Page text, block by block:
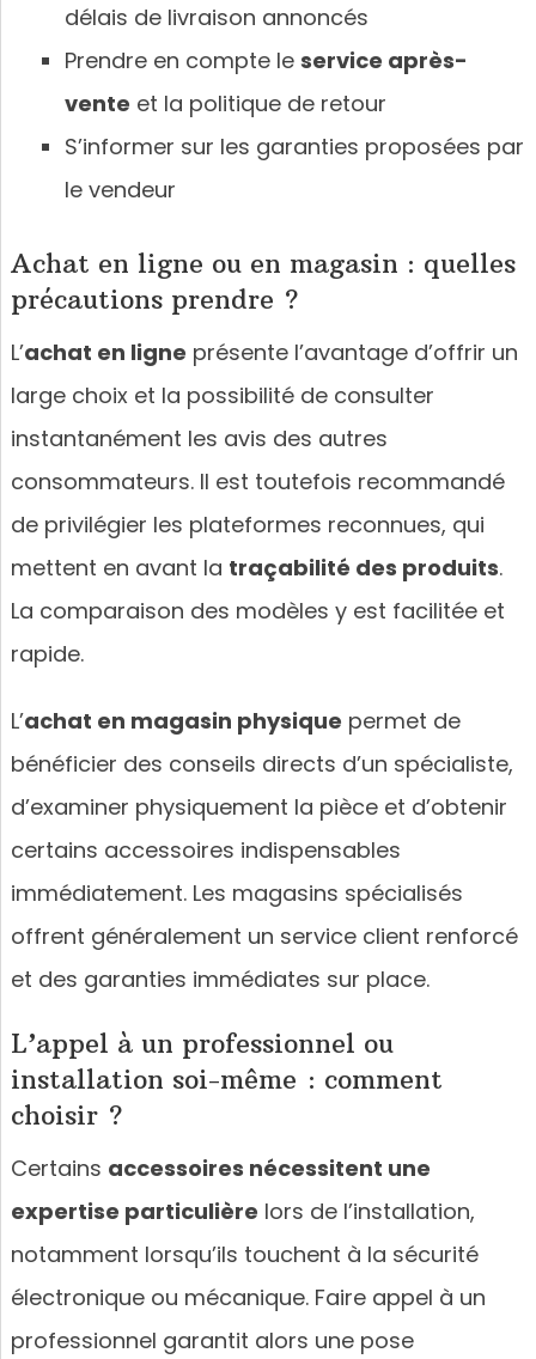
délais de livraison annoncés
Prendre en compte le service après-
vente et la politique de retour
S’informer sur les garanties proposées par
le vendeur
Achat en ligne ou en magasin : quelles
précautions prendre ?
L’achat en ligne présente l’avantage d’offrir un
large choix et la possibilité de consulter
instantanément les avis des autres
consommateurs. Il est toutefois recommandé
de privilégier les plateformes reconnues, qui
mettent en avant la traçabilité des produits.
La comparaison des modèles y est facilitée et
rapide.
L’achat en magasin physique permet de
bénéficier des conseils directs d’un spécialiste,
d’examiner physiquement la pièce et d’obtenir
certains accessoires indispensables
immédiatement. Les magasins spécialisés
offrent généralement un service client renforcé
et des garanties immédiates sur place.
L’appel à un professionnel ou
installation soi-même : comment
choisir ?
Certains accessoires nécessitent une
expertise particulière lors de l’installation,
notamment lorsqu’ils touchent à la sécurité
électronique ou mécanique. Faire appel à un
professionnel garantit alors une pose